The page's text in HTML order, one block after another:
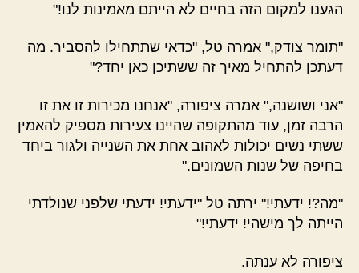
הגענו למקום הזה בחיים לא הייתם מאמינות לנו!"
"תומר צודק," אמרה טל, "כדאי שתתחילו להסביר. מה
דעתכן להתחיל מאיך זה ששתיכן כאן יחד?"
"אני ושושנה," אמרה ציפורה, "אנחנו מכירות זו את זו
הרבה זמן, עוד מהתקופה שהיינו צעירות מספיק להאמין
ששתי נשים יכולות לאהוב אחת את השנייה ולגור ביחד
בחיפה של שנות השמונים."
"מה?! ידעתי!" ירתה טל "ידעתי! ידעתי שלפני שנולדתי
הייתה לך מישהי! ידעתי!"
ציפורה לא ענתה.